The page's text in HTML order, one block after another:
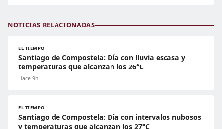
NOTICIAS RELACIONADAS
EL TIEMPO
Santiago de Compostela: Día con lluvia escasa y
temperaturas que alcanzan los 26°C
Hace 9h
EL TIEMPO
Santiago de Compostela: Día con intervalos nubosos
y temperaturas que alcanzan los 27°C